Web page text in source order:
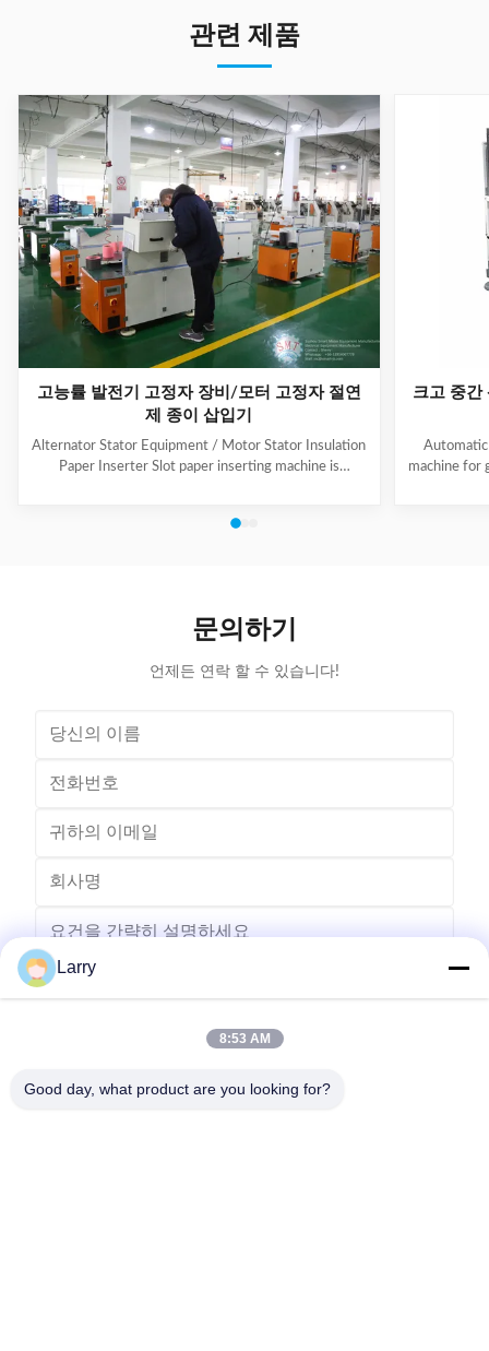
관련 제품
고능률 발전기 고정자 장비/모터 고정자 절연
제 종이 삽입기
Alternator Stator Equipment / Motor Stator Insulation
Paper Inserter Slot paper inserting machine is
as paper feeding, forming, folding, inserting and stator
Stator I.D
크고 중간
machine for
문의하기
언제든 연락 할 수 있습니다!
Larry
8:53 AM
Good day, what product are you looking for?